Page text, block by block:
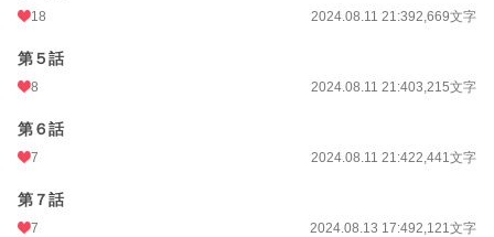
なんと樹は、自分が描いた油画の世界に異世界転生していたのだ。
愛なんて出来るはずがないと、記憶喪失を理由に梗一郎と距離を置くが……。
小説
BL
24h.ポイント
18 2024.08.11 21:392,669文字
第５話
8 2024.08.11 21:403,215文字
第６話
7 2024.08.11 21:422,441文字
第７話
7 2024.08.13 17:492,121文字